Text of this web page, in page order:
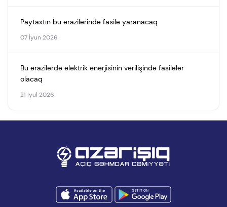
Paytaxtın bu ərazilərində fasilə yaranacaq
07 İyun 2026
Bu ərazilərdə elektrik enerjisinin verilişində fasilələr
olacaq
21 İyul 2026